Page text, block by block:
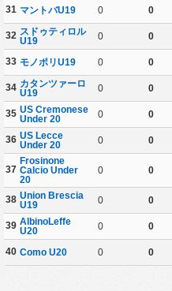
31 マントバU19 0 0
32 スドゥティロル
U19
0 0
33 モノポリU19 0 0
34 カタンツァーロ
U19
0 0
35 US Cremonese
Under 20
0 0
36 US Lecce
Under 20
0 0
37
Frosinone
Calcio Under
20
0 0
38 Union Brescia
U19
0 0
39 AlbinoLeffe
U20
0 0
40 Como U20 0 0